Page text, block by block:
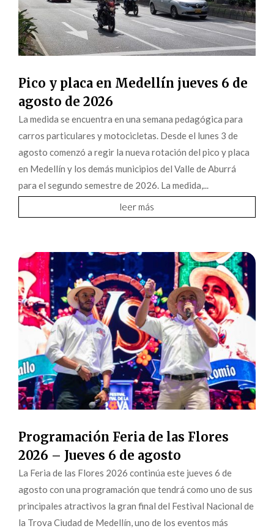
Pico y placa en Medellín jueves 6 de
agosto de 2026
La medida se encuentra en una semana pedagógica para
carros particulares y motocicletas. Desde el lunes 3 de
agosto comenzó a regir la nueva rotación del pico y placa
en Medellín y los demás municipios del Valle de Aburrá
para el segundo semestre de 2026. La medida,...
leer más
Programación Feria de las Flores
2026 – Jueves 6 de agosto
La Feria de las Flores 2026 continúa este jueves 6 de
agosto con una programación que tendrá como uno de sus
principales atractivos la gran final del Festival Nacional de
la Trova Ciudad de Medellín, uno de los eventos más